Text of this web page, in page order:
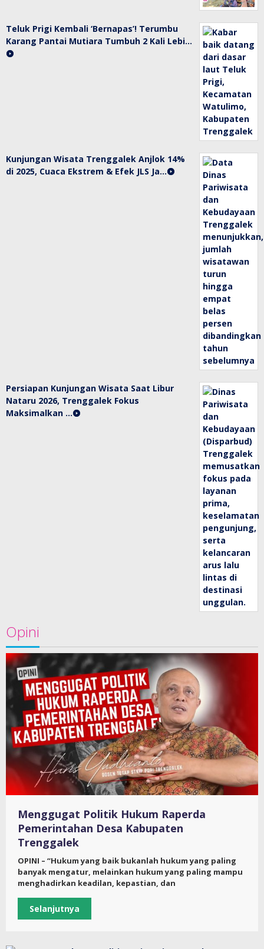
Teluk Prigi Kembali ‘Bernapas’! Terumbu
Karang Pantai Mutiara Tumbuh 2 Kali Lebi…
Kunjungan Wisata Trenggalek Anjlok 14%
di 2025, Cuaca Ekstrem & Efek JLS Ja…
Persiapan Kunjungan Wisata Saat Libur
Nataru 2026, Trenggalek Fokus
Maksimalkan …
Opini
Menggugat Politik Hukum Raperda
Pemerintahan Desa Kabupaten
Trenggalek
OPINI – “Hukum yang baik bukanlah hukum yang paling
banyak mengatur, melainkan hukum yang paling mampu
menghadirkan keadilan, kepastian, dan
Selanjutnya